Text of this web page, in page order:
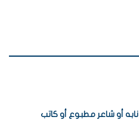
أو شاعر مطبوع أو كاتب